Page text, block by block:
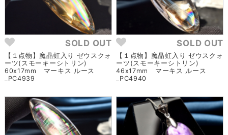
SOLD OUT
【１点物】魔晶虹入り ゼウスクォ
ーツ(スモーキーシトリン)
60x17mm マーキス ルース
_PC4939
SOLD OUT
【１点物】魔晶虹入り ゼウスクォ
ーツ(スモーキーシトリン)
46x17mm マーキス ルース
_PC4940